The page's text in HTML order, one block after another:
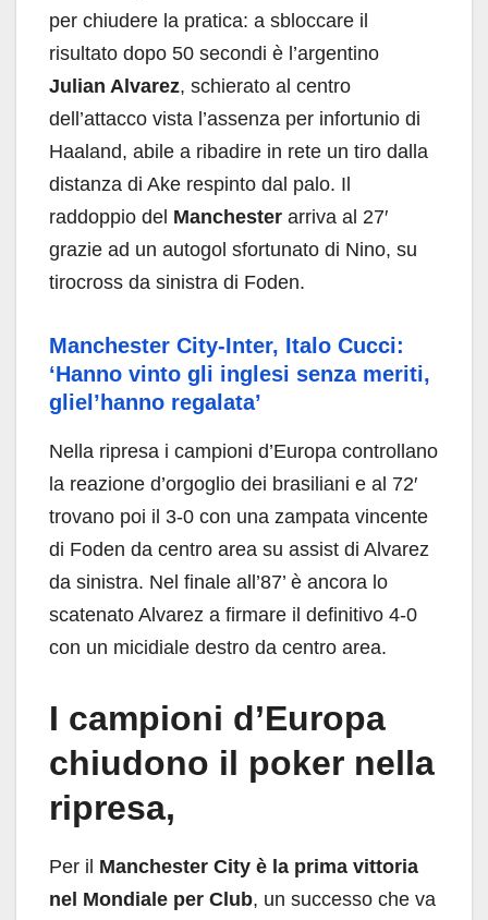
per chiudere la pratica: a sbloccare il
risultato dopo 50 secondi è l’argentino
Julian Alvarez, schierato al centro
dell’attacco vista l’assenza per infortunio di
Haaland, abile a ribadire in rete un tiro dalla
distanza di Ake respinto dal palo. Il
raddoppio del Manchester arriva al 27′
grazie ad un autogol sfortunato di Nino, su
tirocross da sinistra di Foden.
Manchester City-Inter, Italo Cucci:
‘Hanno vinto gli inglesi senza meriti,
gliel’hanno regalata’
Nella ripresa i campioni d’Europa controllano
la reazione d’orgoglio dei brasiliani e al 72′
trovano poi il 3-0 con una zampata vincente
di Foden da centro area su assist di Alvarez
da sinistra. Nel finale all’87’ è ancora lo
scatenato Alvarez a firmare il definitivo 4-0
con un micidiale destro da centro area.
I campioni d’Europa
chiudono il poker nella
ripresa,
Per il Manchester City è la prima vittoria
nel Mondiale per Club, un successo che va